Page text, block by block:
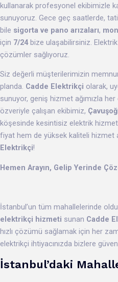
kullanarak profesyonel ekibimizle
sunuyoruz. Gece geç saatlerde,
bile sigorta ve pano arızaları,
için 7/24 bize ulaşabilirsiniz. Elektrik
çözümler sağlıyoruz.
Siz değerli müşterilerimizin
planda. Cadde Elektrikçi olarak,
sunuyor, geniş hizmet ağımızla
özveriyle çalışan ekibimiz,
köşesinde kesintisiz elektrik
fiyat hem de yüksek kaliteli hizmet
Elektrikçi!
Hemen Arayın, Gelip Yerinde
İstanbul’un tüm mahallelerinde
elektrikçi hizmeti sunan Cadde
hızlı çözümü sağlamak için her
elektrikçi ihtiyacınızda bizlere
İstanbul’daki